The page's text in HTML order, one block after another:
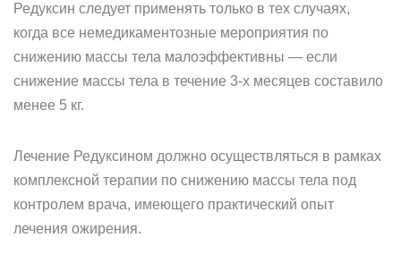
Редуксин следует применять только в тех случаях,
когда все немедикаментозные мероприятия по
снижению массы тела малоэффективны — если
снижение массы тела в течение 3-х месяцев составило
менее 5 кг.
Лечение Редуксином должно осуществляться в рамках
комплексной терапии по снижению массы тела под
контролем врача, имеющего практический опыт
лечения ожирения.